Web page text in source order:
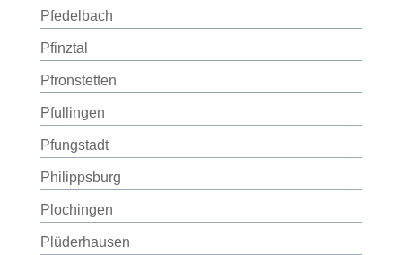
Pfedelbach
Pfinztal
Pfronstetten
Pfullingen
Pfungstadt
Philippsburg
Plochingen
Plüderhausen